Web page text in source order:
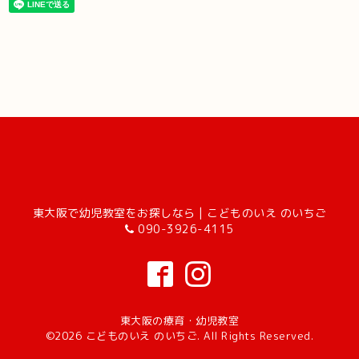
東大阪で幼児教室をお探しなら | こどものいえ のいちご
090-3926-4115
東大阪の療育・幼児教室
©2026 こどものいえ のいちご. All Rights Reserved.